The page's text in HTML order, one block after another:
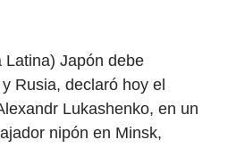
Latina) Japón debe
Rusia, declaró hoy el
Lukashenko, en un
nipón en Minsk,